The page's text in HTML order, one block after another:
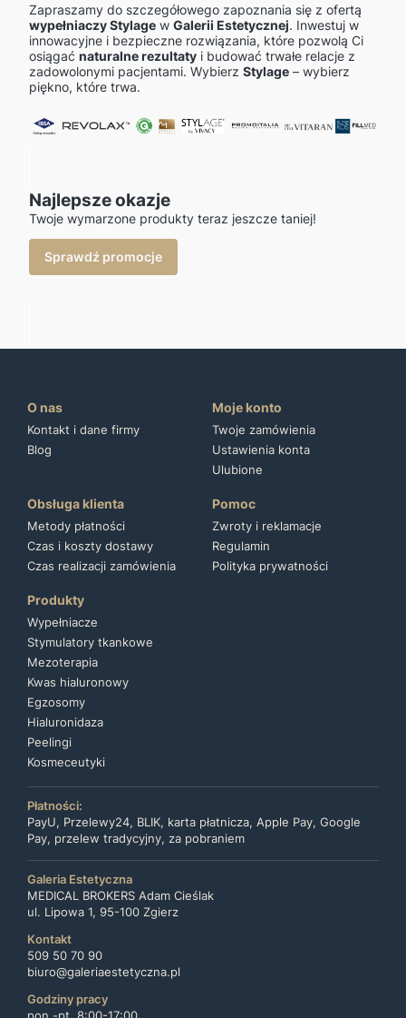
Zapraszamy do szczegółowego zapoznania się z ofertą
wypełniaczy Stylage w Galerii Estetycznej. Inwestuj w
innowacyjne i bezpieczne rozwiązania, które pozwolą Ci
osiągać naturalne rezultaty i budować trwałe relacje z
zadowolonymi pacjentami. Wybierz Stylage – wybierz
piękno, które trwa.
Najlepsze okazje
Twoje wymarzone produkty teraz jeszcze taniej!
Sprawdź promocje
O nas
Kontakt i dane firmy
Blog
Moje konto
Twoje zamówienia
Ustawienia konta
Ulubione
Obsługa klienta
Metody płatności
Czas i koszty dostawy
Czas realizacji zamówienia
Pomoc
Zwroty i reklamacje
Regulamin
Polityka prywatności
Produkty
Wypełniacze
Stymulatory tkankowe
Mezoterapia
Kwas hialuronowy
Egzosomy
Hialuronidaza
Peelingi
Kosmeceutyki
Płatności:
PayU, Przelewy24, BLIK, karta płatnicza, Apple Pay, Google
Pay, przelew tradycyjny, za pobraniem
Galeria Estetyczna
MEDICAL BROKERS Adam Cieślak
ul. Lipowa 1, 95-100 Zgierz
Kontakt
509 50 70 90
biuro@galeriaestetyczna.pl
Godziny pracy